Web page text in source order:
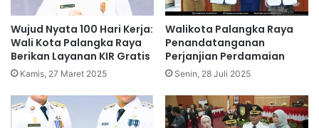
Wujud Nyata 100 Hari Kerja:
Wali Kota Palangka Raya
Berikan Layanan KIR Gratis
Kamis, 27 Maret 2025
Walikota Palangka Raya
Penandatanganan
Perjanjian Perdamaian
Senin, 28 Juli 2025